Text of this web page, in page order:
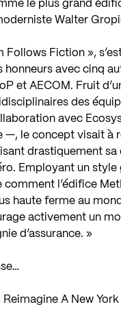
le plus grand
Walter
Fiction »,
avec cinq
et AECOM. Fruit
des
avec
le concept visait à
drastiquement
Employant un
l’édifice
haute ferme au
activement un
d’assurance. »
A New